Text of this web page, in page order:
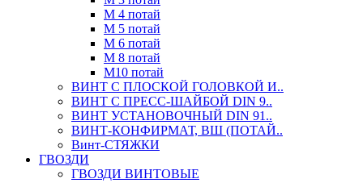
М 4 потай
М 5 потай
М 6 потай
М 8 потай
М10 потай
ВИНТ С ПЛОСКОЙ ГОЛОВКОЙ И..
ВИНТ С ПРЕСС-ШАЙБОЙ DIN 9..
ВИНТ УСТАНОВОЧНЫЙ DIN 91..
ВИНТ-КОНФИРМАТ, ВШ (ПОТАЙ..
Винт-СТЯЖКИ
ГВОЗДИ
ГВОЗДИ ВИНТОВЫЕ